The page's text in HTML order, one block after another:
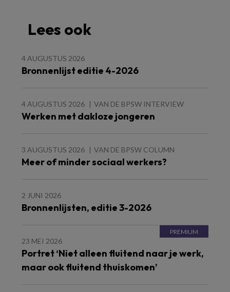
Lees ook
4 AUGUSTUS 2026
Bronnenlijst editie 4-2026
4 AUGUSTUS 2026 VAN DE BPSW INTERVIEW
Werken met dakloze jongeren
3 AUGUSTUS 2026 VAN DE BPSW COLUMN
Meer of minder sociaal werkers?
2 JUNI 2026
Bronnenlijsten, editie 3-2026
23 MEI 2026
Portret ‘Niet alleen fluitend naar je werk,
maar ook fluitend thuiskomen’